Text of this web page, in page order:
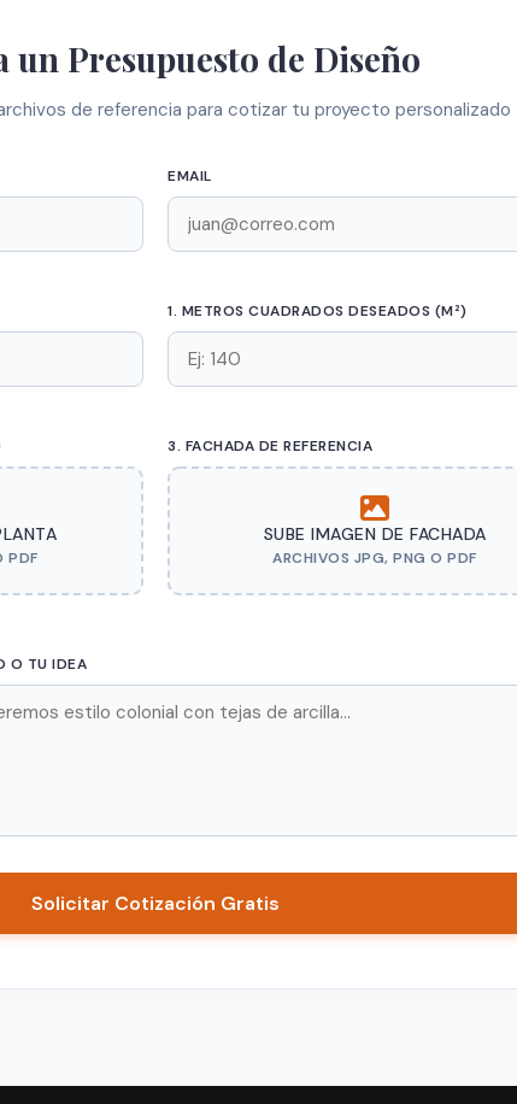
un Presupuesto de Diseño
de referencia para cotizar tu proyecto personalizado
EMAIL
1. METROS CUADRADOS DESEADOS (M²)
PDF
3. FACHADA DE REFERENCIA
SUBE IMAGEN DE FACHADA
ARCHIVOS JPG, PNG O PDF
O TU IDEA
Solicitar Cotización Gratis